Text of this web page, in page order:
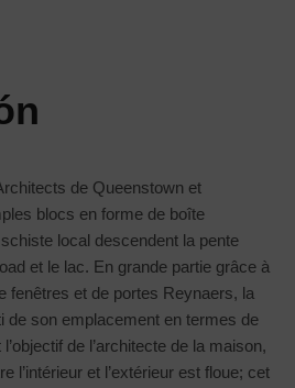
de Queenstown et
blocs en forme de boîte
local descendent la pente
et le lac. En grande partie grâce à
fenêtres et de portes Reynaers, la
de son emplacement en termes de
de l’architecte de la maison,
l’intérieur et l’extérieur est floue; cet